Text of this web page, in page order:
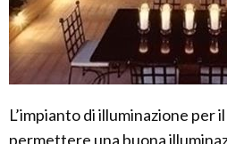
L’impianto di illuminazione per
permettere una buona